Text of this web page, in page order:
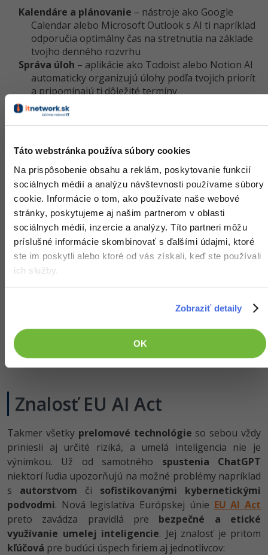
Táto webstránka používa súbory cookies
Na prispôsobenie obsahu a reklám, poskytovanie funkcií
sociálnych médií a analýzu návštevnosti používame súbory
cookie. Informácie o tom, ako používate naše webové
stránky, poskytujeme aj našim partnerom v oblasti
sociálnych médií, inzercie a analýzy. Títo partneri môžu
príslušné informácie skombinovať s ďalšími údajmi, ktoré
ste im poskytli alebo ktoré od vás získali, keď ste používali
ich služby.
Zobraziť detaily
OK
Kalendáre a plánovanie – nástroje ako Google
Calendar alebo Microsoft Outlook s AI ti napríklad
odporučia optimálny čas na stretnutia na základe
tvojho denného rozvrhu
Správa úloh – aplikácie ako Todoist alebo Notion AI
automaticky organizujú úlohy podľa tvojich priorít
a pripomínajú ti dôležité termíny
Predikcia a analýza času
Clockify ti dokážu na základe tvojich
predchádzajúcich aktivít odhadnúť, ako dlho ti
bude trvať konkrétny úkon
Znalosť EU AI Act
Takmer všetky prelomové technológie so sebou vždy
priniesli aj určité riziká, a umelá inteligencia nie je
výnimkou. Už od samotného spustenia ChatGPT
niektorí ľudia upozorňujú na možné problémy napríklad
s autorstvom či sofistikovanými kybernetickými
podvodmi. Nová legislatíva Európskej únie EU AI Act
preto zavádza pravidlá pre bezpečné a etické
využívanie umelej inteligencie. Jej znalosť je pritom
kľúčová pre budúci úspech firiem aj jednotlivcov: